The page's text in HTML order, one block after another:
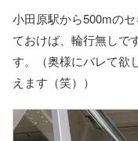
小田原駅から500mの
ておけば、輪行無しで
す。（奥様にバレて欲
えます（笑））